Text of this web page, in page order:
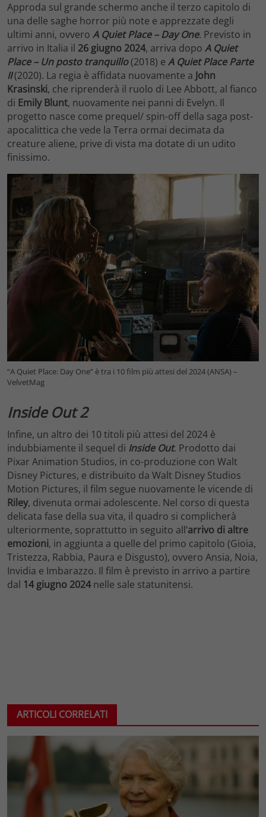
Approda sul grande schermo anche il terzo capitolo di
una delle saghe horror più note e apprezzate degli
ultimi anni, ovvero A Quiet Place – Day One. Previsto in
arrivo in Italia il 26 giugno 2024, arriva dopo A Quiet
Place – Un posto tranquillo(2018) e A Quiet Place Parte
II(2020). La regia è affidata nuovamente a John
Krasinski, che riprenderà il ruolo di Lee Abbott, al fianco
di Emily Blunt, nuovamente nei panni di Evelyn. Il
progetto nasce come prequel/ spin-off della saga post-
apocalittica che vede la Terra ormai decimata da
creature aliene, prive di vista ma dotate di un udito
finissimo.
“A Quiet Place: Day One” è tra i 10 film più attesi del 2024 (ANSA) –
VelvetMag
Inside Out 2
Infine, un altro dei 10 titoli più attesi del 2024 è
indubbiamente il sequel di Inside Out. Prodotto dai
Pixar Animation Studios, in co-produzione con Walt
Disney Pictures, e distribuito da Walt Disney Studios
Motion Pictures, il film segue nuovamente le vicende di
Riley, divenuta ormai adolescente. Nel corso di questa
delicata fase della sua vita, il quadro si complicherà
ulteriormente, soprattutto in seguito all’arrivo di altre
emozioni, in aggiunta a quelle del primo capitolo (Gioia,
Tristezza, Rabbia, Paura e Disgusto), ovvero Ansia, Noia,
Invidia e Imbarazzo. Il film è previsto in arrivo a partire
dal 14 giugno 2024nelle sale statunitensi.
ARTICOLI CORRELATI